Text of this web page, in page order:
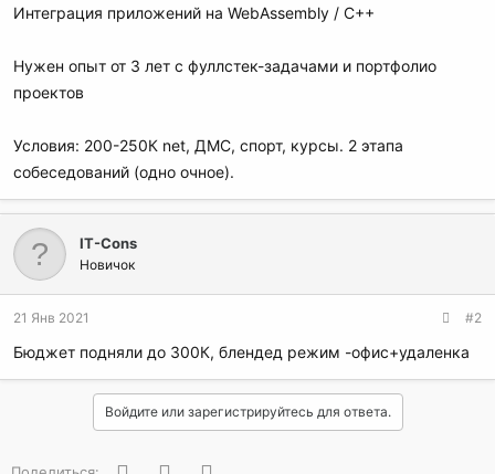
Интеграция приложений на WebAssembly / C++
Нужен опыт от 3 лет с фуллстек-задачами и портфолио
проектов
Условия: 200-250К net, ДМС, спорт, курсы. 2 этапа
собеседований (одно очное).
IT-Cons
Новичок
21 Янв 2021 #2
Бюджет подняли до 300К, блендед режим -офис+удаленка
Войдите или зарегистрируйтесь для ответа.
FacebookTwitter